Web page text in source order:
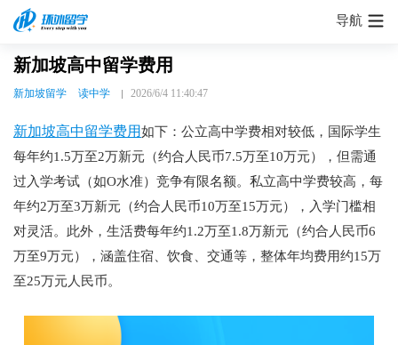
导航
新加坡高中留学费用
新加坡留学 读中学 2026/6/4 11:40:47
新加坡高中留学费用如下：公立高中学费相对较低，国际学生
每年约1.5万至2万新元（约合人民币7.5万至10万元），但需通
过入学考试（如O水准）竞争有限名额。私立高中学费较高，每
年约2万至3万新元（约合人民币10万至15万元），入学门槛相
对灵活。此外，生活费每年约1.2万至1.8万新元（约合人民币6
万至9万元），涵盖住宿、饮食、交通等，整体年均费用约15万
至25万元人民币。